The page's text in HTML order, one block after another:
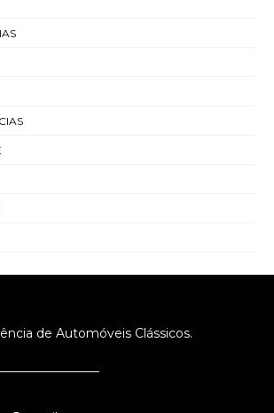
de Automóveis Clássicos.